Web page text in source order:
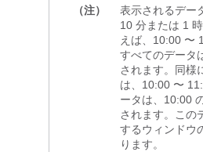
（注）
表示されるデー
10 分または 1
えば、10:00 〜
すべてのデータ
されます。同様
は、10:00 〜
ータは、10:00
されます。この
するウィンドウ
ります。